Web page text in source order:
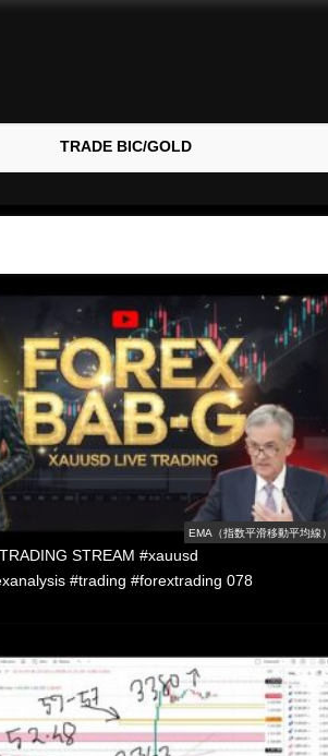
TRADE BIC/GOLD
EMA（指数平滑移動平均線）
STREAM #xauusd
#trading #forextrading 078